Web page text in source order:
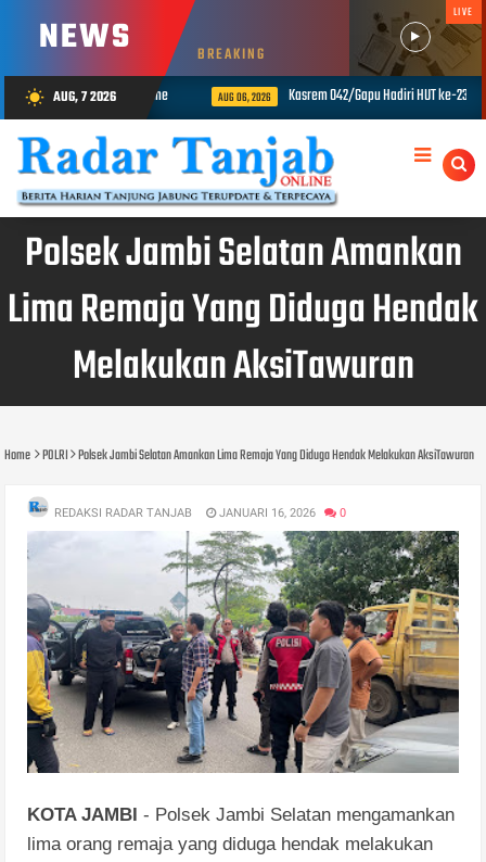
NEWS BREAKING
LIVE
wb_sunny AUG, 7 2026
Tactical Floor Game AUG 06, 2026 Kasrem 042/Gapu Hadiri HUT ke-23
Polsek Jambi Selatan Amankan
Lima Remaja Yang Diduga Hendak
Melakukan AksiTawuran
Home POLRI Polsek Jambi Selatan Amankan Lima Remaja Yang Diduga Hendak Melakukan AksiTawuran
REDAKSI RADAR TANJAB JANUARI 16, 2026 0
KOTA JAMBI - Polsek Jambi Selatan mengamankan
lima orang remaja yang diduga hendak melakukan